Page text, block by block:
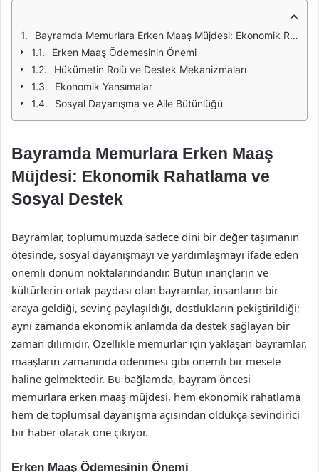
Bayramda Memurlara Erken Maaş Müjdesi: Ekonomik Rahatlama ve Sosyal Destek
Erken Maaş Ödemesinin Önemi
Hükümetin Rolü ve Destek Mekanizmaları
Ekonomik Yansımalar
Sosyal Dayanışma ve Aile Bütünlüğü
Bayramda Memurlara Erken Maaş
Müjdesi: Ekonomik Rahatlama ve
Sosyal Destek
Bayramlar, toplumumuzda sadece dini bir değer taşımanın
ötesinde, sosyal dayanışmayı ve yardımlaşmayı ifade eden
önemli dönüm noktalarındandır. Bütün inançların ve
kültürlerin ortak paydası olan bayramlar, insanların bir
araya geldiği, sevinç paylaşıldığı, dostlukların pekiştirildiği;
aynı zamanda ekonomik anlamda da destek sağlayan bir
zaman dilimidir. Özellikle memurlar için yaklaşan bayramlar,
maaşların zamanında ödenmesi gibi önemli bir mesele
haline gelmektedir. Bu bağlamda, bayram öncesi
memurlara erken maaş müjdesi, hem ekonomik rahatlama
hem de toplumsal dayanışma açısından oldukça sevindirici
bir haber olarak öne çıkıyor.
Erken Maaş Ödemesinin Önemi